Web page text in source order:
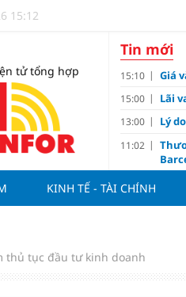
15:12
tử tổng hợp
Tin mới
15:10 Giá
15:00 Lãi
13:00 Lý
11:02
11:00 Ba
10:05
Hải
09:00
KINH TẾ - TÀI CHÍNH
thủ tục đầu tư kinh doanh